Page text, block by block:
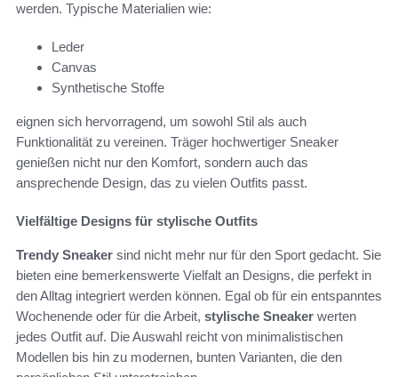
werden. Typische Materialien wie:
Leder
Canvas
Synthetische Stoffe
eignen sich hervorragend, um sowohl Stil als auch
Funktionalität zu vereinen. Träger hochwertiger Sneaker
genießen nicht nur den Komfort, sondern auch das
ansprechende Design, das zu vielen Outfits passt.
Vielfältige Designs für stylische Outfits
Trendy Sneaker sind nicht mehr nur für den Sport gedacht. Sie
bieten eine bemerkenswerte Vielfalt an Designs, die perfekt in
den Alltag integriert werden können. Egal ob für ein entspanntes
Wochenende oder für die Arbeit, stylische Sneaker werten
jedes Outfit auf. Die Auswahl reicht von minimalistischen
Modellen bis hin zu modernen, bunten Varianten, die den